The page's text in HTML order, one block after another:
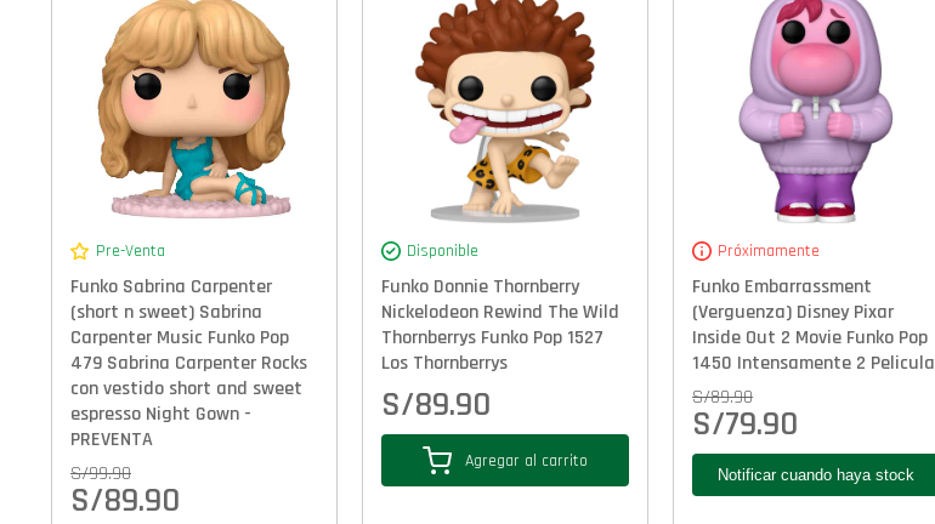
Pre-Venta
Funko Sabrina Carpenter
(short n sweet) Sabrina
Carpenter Music Funko Pop
479 Sabrina Carpenter Rocks
con vestido short and sweet
espresso Night Gown -
PREVENTA
S/99.90
S/89.90
Disponible
Funko Donnie Thornberry
Nickelodeon Rewind The Wild
Thornberrys Funko Pop 1527
Los Thornberrys
S/89.90
Agregar al carrito
Próximamente
Funko Embarrassment
(Verguenza) Disney Pixar
Inside Out 2 Movie Funko Pop
1450 Intensamente 2 Pelicula
S/89.90
S/79.90